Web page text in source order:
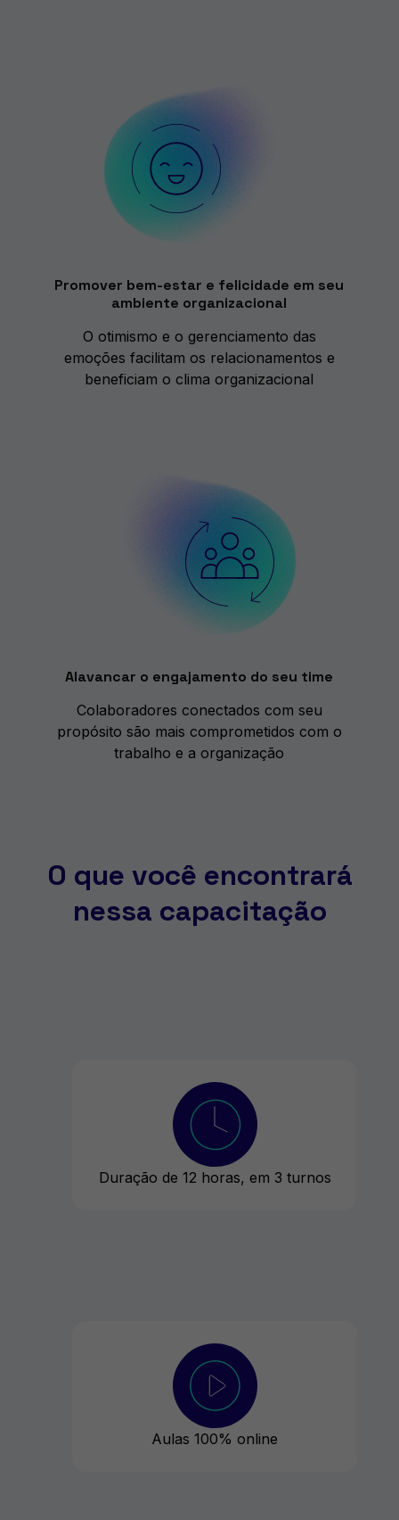
Promover bem-estar e felicidade em seu
ambiente organizacional
O otimismo e o gerenciamento das
emoções facilitam os relacionamentos e
beneficiam o clima organizacional
Alavancar o engajamento do seu time
Colaboradores conectados com seu
propósito são mais comprometidos com o
trabalho e a organização
O que você encontrará
nessa capacitação
Duração de 12 horas, em 3 turnos
Aulas 100% online